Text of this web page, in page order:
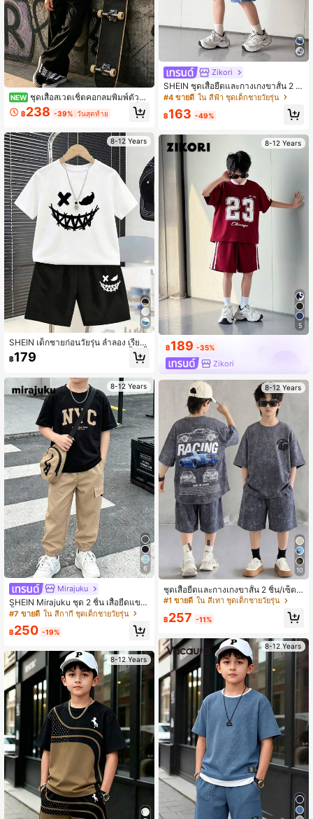
NEW ชุดเสื้อสเวตเชิ้ตคอกลมพิมพ์ตัวอัก
ษรและกางเกงสไตล์มินิมอลสำหรับเด็กผู้
ชายขนาดใหญ่ แฟชั่นฤดูใบไม้ร่วง/ฤดู
฿238 -39% วันสุดท้าย
8-12 Years
SHEIN เด็กชายก่อนวัยรุ่น ลำลอง เรียบ
ง่าย อิโมติคอน พิมพ์ คอกลม แขนสั้น เสื้
อยืด และ กางเกงขาสั้น 2 ชิ้น/เซ็ต , ฤดูร้
฿179
8-12 Years
8
Mirajuku
SHEIN Mirajuku ชุด 2 ชิ้น เสื้อยืดแขน
สั้นพิมพ์ลายสีดำ & กางเกงคาร์โก้ทรงส
อบยาวสีแอปริคอต สำหรับเด็กผู้ชาย ฤดู
ใบไม้ผลิ/ฤดูร้อน สไตล์ลำลองอเนกประส
#7 ขายดี ใน สีกากี ชุดเด็กชายวัยรุ่น
฿250 -19%
8-12 Years
Zikori
SHEIN ชุดเสื้อยืดและกางเกงขาสั้น 2 ชิ้
น/เซ็ต สำหรับเด็กชายวัยรุ่น สไตล์เกาห
ลีลำลอง ทรงหลวม ลายตัวอักษรและลา
ยพิมพ์ยีนส์ สีน้ำเงินเข้ม สตรีทแวร์ สำหรั
ละเล่นกีฬา
#4 ขายดี ใน สีฟ้า ชุดเด็กชายวัยรุ่น
฿163 -49%
8-12 Years
5
฿189 -35%
Zikori
8-12 Years
10
ชุดเสื้อยืดและกางเกงขาสั้น 2 ชิ้น/เซ็ต
สำหรับเด็กชาย/วัยรุ่นชาย สีเทาเข้ม ลา
ยพิมพ์รถแข่ง ผ้าฟลีซ ทรงหลวม คอกลม
สไตล์สตรีทแวร์ฤดูร้อน สำหรับใส่เที่ยวใ
#1 ขายดี ใน สีเทา ชุดเด็กชายวัยรุ่น
฿257 -11%
8-12 Years